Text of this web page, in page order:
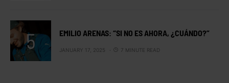
EMILIO ARENAS: “SI NO ES AHORA, ¿CUÁNDO?”
JANUARY 17, 2025 7 MINUTE READ